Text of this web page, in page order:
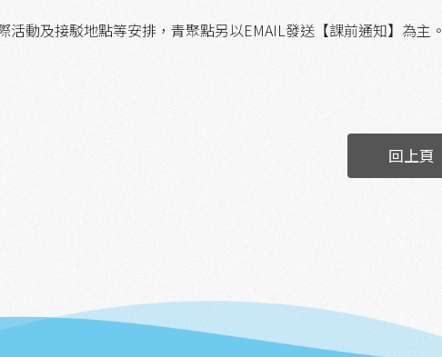
活動及接駁地點等安排，青聚點另以EMAIL發送【課前通知】為主。
回上頁